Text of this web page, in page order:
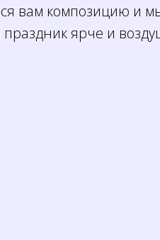
вам композицию и
ярче и